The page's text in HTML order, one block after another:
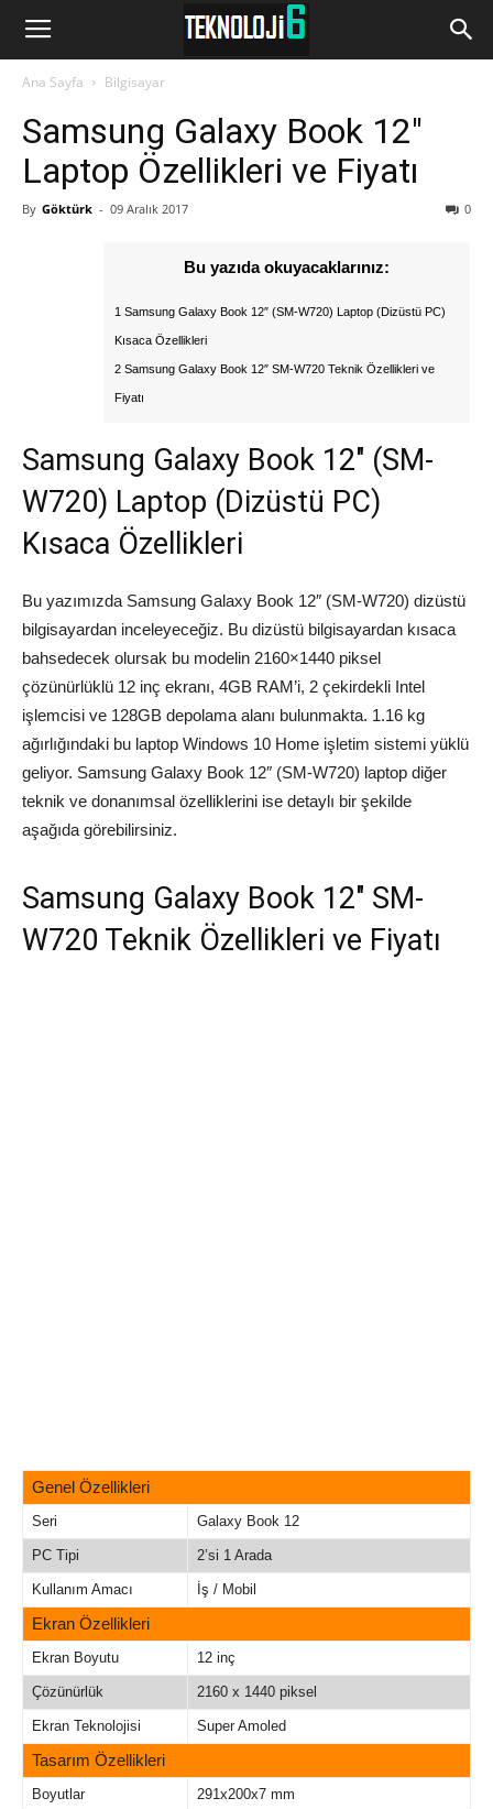
www.Teknoloji6.com
Ana Sayfa Bilgisayar
Samsung Galaxy Book 12″
Laptop Özellikleri ve Fiyatı
By Göktürk - 09 Aralık 2017 0
Bu yazıda okuyacaklarınız:
1 Samsung Galaxy Book 12″ (SM-W720) Laptop (Dizüstü PC)
Kısaca Özellikleri
2 Samsung Galaxy Book 12″ SM-W720 Teknik Özellikleri ve
Fiyatı
Samsung Galaxy Book 12″ (SM-
W720) Laptop (Dizüstü PC)
Kısaca Özellikleri
Bu yazımızda Samsung Galaxy Book 12″ (SM-W720) dizüstü
bilgisayardan inceleyeceğiz. Bu dizüstü bilgisayardan kısaca
bahsedecek olursak bu modelin 2160×1440 piksel
çözünürlüklü 12 inç ekranı, 4GB RAM’i, 2 çekirdekli Intel
işlemcisi ve 128GB depolama alanı bulunmakta. 1.16 kg
ağırlığındaki bu laptop Windows 10 Home işletim sistemi yüklü
geliyor. Samsung Galaxy Book 12″ (SM-W720) laptop diğer
teknik ve donanımsal özelliklerini ise detaylı bir şekilde
aşağıda görebilirsiniz.
Samsung Galaxy Book 12″ SM-
W720 Teknik Özellikleri ve Fiyatı
Genel Özellikleri
Seri Galaxy Book 12
PC Tipi 2’si 1 Arada
Kullanım Amacı İş / Mobil
Ekran Özellikleri
Ekran Boyutu 12 inç
Çözünürlük 2160 x 1440 piksel
Ekran Teknolojisi Super Amoled
Tasarım Özellikleri
Boyutlar 291x200x7 mm